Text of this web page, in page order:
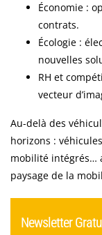
Économie :
contrats.
Écologie :
nouvelles
RH et
vecteur
Au-delà des
horizons :
mobilité intégrés…
paysage de la
Newsletter